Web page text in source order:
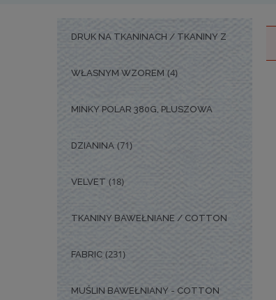
DRUK NA TKANINACH / TKANINY Z
WŁASNYM WZOREM (4)
MINKY POLAR 380G, PLUSZOWA
DZIANINA (71)
VELVET (18)
TKANINY BAWEŁNIANE / COTTON
FABRIC (231)
MUŚLIN BAWEŁNIANY - COTTON